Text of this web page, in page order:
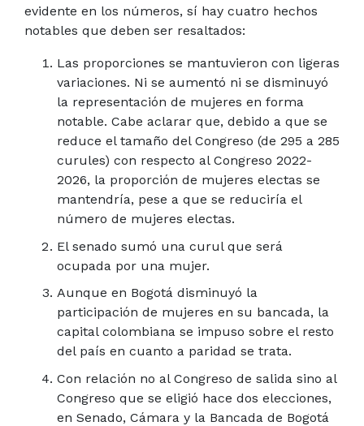
evidente en los números, sí hay cuatro hechos
notables que deben ser resaltados:
Las proporciones se mantuvieron con ligeras
variaciones. Ni se aumentó ni se disminuyó
la representación de mujeres en forma
notable. Cabe aclarar que, debido a que se
reduce el tamaño del Congreso (de 295 a 285
curules) con respecto al Congreso 2022-
2026, la proporción de mujeres electas se
mantendría, pese a que se reduciría el
número de mujeres electas.
El senado sumó una curul que será
ocupada por una mujer.
Aunque en Bogotá disminuyó la
participación de mujeres en su bancada, la
capital colombiana se impuso sobre el resto
del país en cuanto a paridad se trata.
Con relación no al Congreso de salida sino al
Congreso que se eligió hace dos elecciones,
en Senado, Cámara y la Bancada de Bogotá